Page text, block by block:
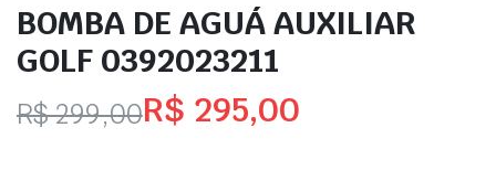
BOMBA DE AGUÁ AUXILIAR
GOLF 0392023211
R$299,00R$ 295,00